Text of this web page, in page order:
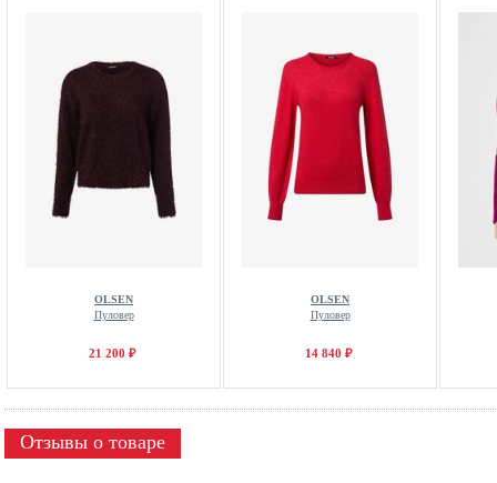
OLSEN
Пуловер
21 200 ₽
OLSEN
Пуловер
14 840 ₽
Отзывы о товаре